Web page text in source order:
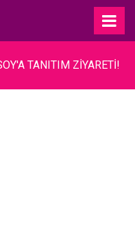
TANITIM ZİYARETİ!